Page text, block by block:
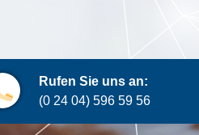
Rufen Sie uns an:
(0 24 04) 596 59 56